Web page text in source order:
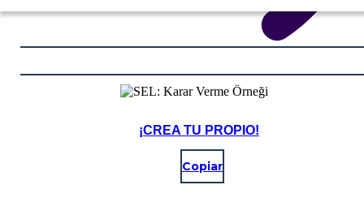
¡CREA TU PROPIO!
Copiar